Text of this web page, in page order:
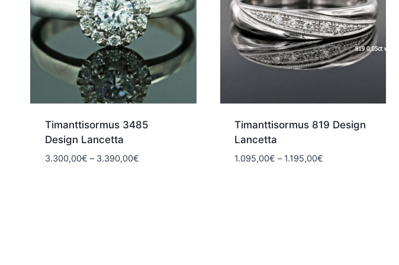
Timanttisormus 3485
Design Lancetta
3.300,00€ – 3.390,00€Hintaluokka:
Timanttisormus 819 Design
Lancetta
1.095,00€ – 1.195,00€